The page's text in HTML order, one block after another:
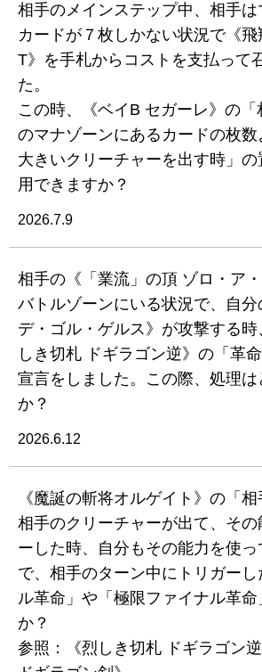
相手のメインステップ中、相手は
カードが７枚しかない状況で《
T》を手札からコストを支払って
た。
この時、《ベイB セガーレ》の「
のマナゾーンにあるカードの枚
大きいクリーチャーを出す時」の
用できますか？
2026.7.9
相手の《「業流」の頂 ゾロ・ア
バトルゾーンにいる状況で、自分
デ・ゴル・ゲルス》が攻撃する
しき切札 ドギラゴン逆》の「革
宣言をしました。この際、処理は
か？
2026.6.12
《魔誕の斬将オルゲイト》の「
相手のクリーチャーが出て、そ
ーした時、自分もその能力を使っ
で、相手のターン中にトリガー
ル革命」や「極限ファイナル革
か？
参照：《烈しき切札 ドギラゴン